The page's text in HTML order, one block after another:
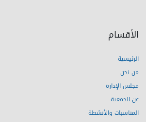
الأقسام
الرئيسية
من نحن
مجلس الإدارة
عن الجمعية
المناسبات والأنشطة